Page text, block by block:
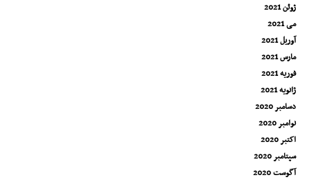
ژوئن 2021
می 2021
آوریل 2021
مارس 2021
فوریه 2021
ژانویه 2021
دسامبر 2020
نوامبر 2020
اکتبر 2020
سپتامبر 2020
آگوست 2020